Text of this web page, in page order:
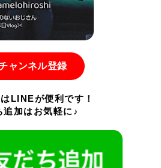
ャンネル登録
LINEが便利です！
追加はお気軽に♪